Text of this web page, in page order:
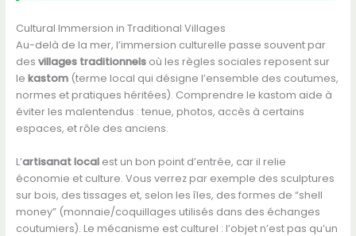
Cultural Immersion in Traditional Villages
Au-delà de la mer, l’immersion culturelle passe souvent par
des villages traditionnelsoù les règles sociales reposent sur
le kastom(terme local qui désigne l’ensemble des coutumes,
normes et pratiques héritées). Comprendre le kastom aide à
éviter les malentendus : tenue, photos, accès à certains
espaces, et rôle des anciens.
L’artisanat localest un bon point d’entrée, car il relie
économie et culture. Vous verrez par exemple des sculptures
sur bois, des tissages et, selon les îles, des formes de “shell
money” (monnaie/coquillages utilisés dans des échanges
coutumiers). Le mécanisme est culturel : l’objet n’est pas qu’un